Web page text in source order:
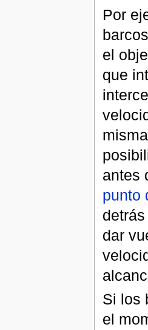
Por
el
que
antes
punto
dar
Si los
el